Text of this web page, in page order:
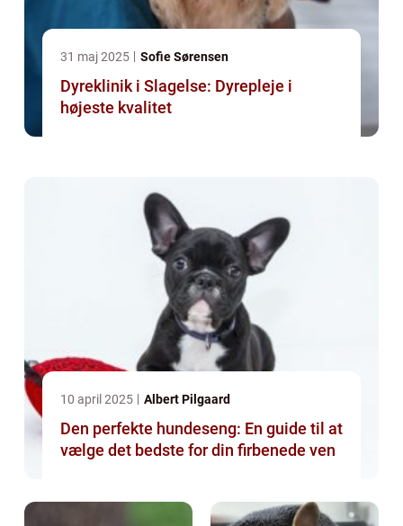
31 maj 2025 Sofie Sørensen
Dyreklinik i Slagelse: Dyrepleje i
højeste kvalitet
10 april 2025 Albert Pilgaard
Den perfekte hundeseng: En guide til at
vælge det bedste for din firbenede ven